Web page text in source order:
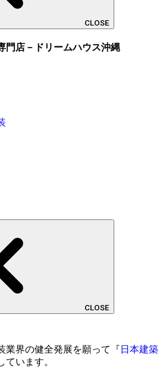
CLOSE
門店－ドリームハウス沖縄
CLOSE
業界の健全発展を願って『 日本建築
ています。